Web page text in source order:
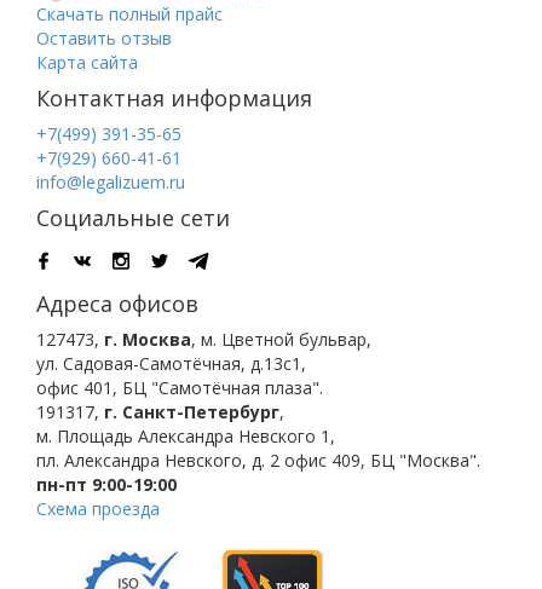
Скачать полный прайс
Оставить отзыв
Карта сайта
Контактная информация
+7(499) 391-35-65
+7(929) 660-41-61
info@legalizuem.ru
Социальные сети
Адреса офисов
127473, г. Москва, м. Цветной бульвар,
ул. Садовая-Самотёчная, д.13с1,
офис 401, БЦ "Самотёчная плаза".
191317, г. Санкт-Петербург,
м. Площадь Александра Невского 1 ,
пл. Александра Невского, д. 2 офис 409, БЦ "Москва".
пн-пт 9:00-19:00
Схема проезда